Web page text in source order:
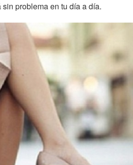
problema en tu día a día.